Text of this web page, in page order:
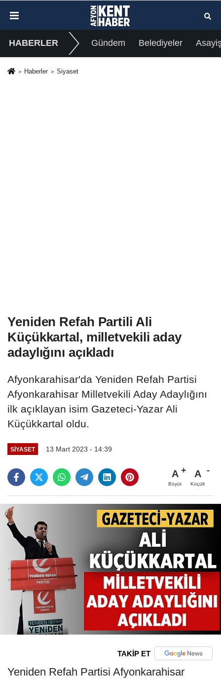
HABERLER Gündem Belediyeler
Haberler Siyaset
Yeniden Refah Partili Ali
Küçükkartal, milletvekili aday
adaylığını açıkladı
Afyonkarahisar'da Yeniden Refah Partisi
Afyonkarahisar Milletvekili Aday Adaylığını
ilk açıklayan isim Gazeteci-Yazar Ali
Küçükkartal oldu.
SIYASET 13 Mart 2023 - 14:39
A
Büyüt
A
Küçült
TAKİP ET
Yeniden Refah Partisi Afyonkarahisar